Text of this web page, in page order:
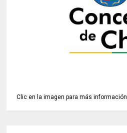
Clic en la imagen para más información